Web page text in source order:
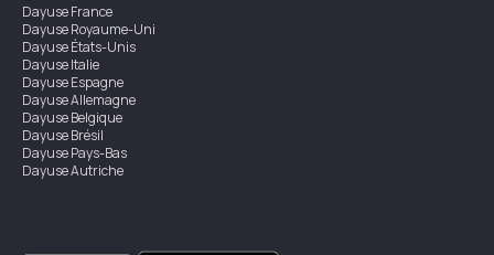
DayuseFrance
DayuseRoyaume-Uni
DayuseÉtats-Unis
DayuseItalie
DayuseEspagne
DayuseAllemagne
DayuseBelgique
DayuseBrésil
DayusePays-Bas
DayuseAutriche